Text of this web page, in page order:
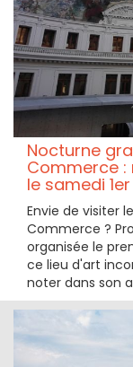
Nocturne
Commerce
le samedi
Envie de visiter
Commerce ?
organisée le
ce lieu d'art
noter dans son